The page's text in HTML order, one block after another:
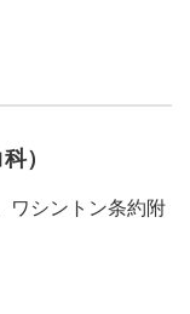
）
ワシントン条約附